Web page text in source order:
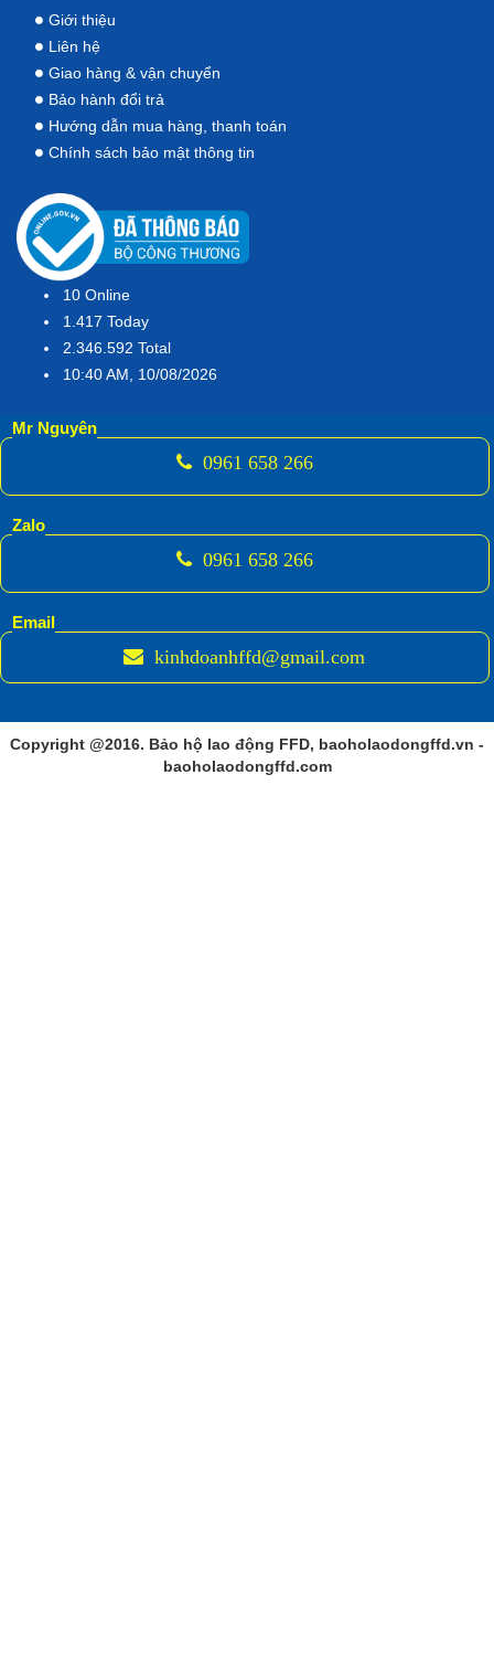
Giới thiệu
Liên hệ
Giao hàng & vận chuyển
Bảo hành đổi trả
Hướng dẫn mua hàng, thanh toán
Chính sách bảo mật thông tin
10 Online
1.417 Today
2.346.592 Total
10:40 AM, 10/08/2026
Mr Nguyên
0961 658 266
Zalo
0961 658 266
Email
kinhdoanhffd@gmail.com
Copyright @2016. Bảo hộ lao động FFD, baoholaodongffd.vn -
baoholaodongffd.com